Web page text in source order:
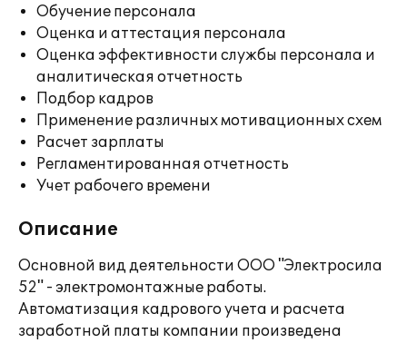
Обучение персонала
Оценка и аттестация персонала
Оценка эффективности службы персонала и
аналитическая отчетность
Подбор кадров
Применение различных мотивационных схем
Расчет зарплаты
Регламентированная отчетность
Учет рабочего времени
Описание
Основной вид деятельности ООО "Электросила
52" - электромонтажные работы.
Автоматизация кадрового учета и расчета
заработной платы компании произведена